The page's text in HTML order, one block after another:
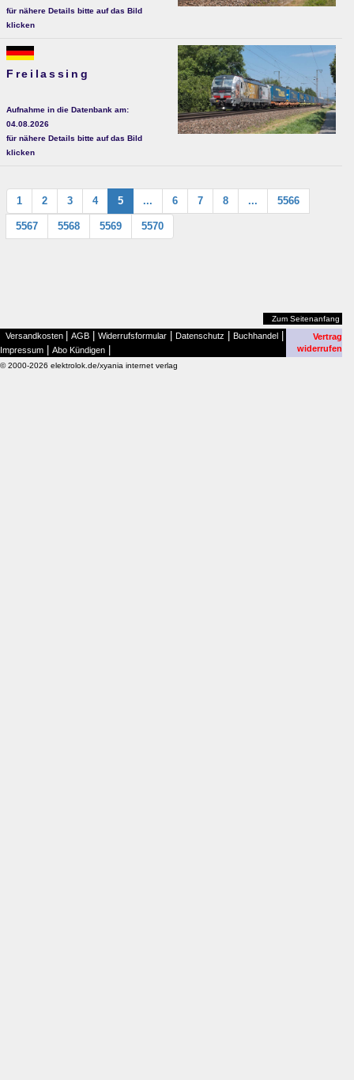
für nähere Details bitte auf das Bild
klicken
Freilassing
Aufnahme in die Datenbank am:
04.08.2026
für nähere Details bitte auf das Bild
klicken
1 2 3 4 5 ... 6 7 8 ... 5566
5567 5568 5569 5570
Zum Seitenanfang
Versandkosten AGB Widerrufsformular Datenschutz Buchhandel
Impressum Abo Kündigen
Vertrag
widerrufen
© 2000-2026 elektrolok.de/xyania internet verlag